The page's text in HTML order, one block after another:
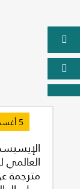
5 أغسطس 2026
العالمي
مترجمة